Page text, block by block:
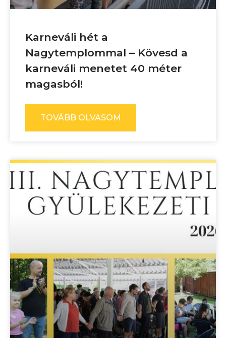
Karneváli hét a
Nagytemplommal – Kövesd a
karneváli menetet 40 méter
magasból!
TOVÁBB OLVASOM